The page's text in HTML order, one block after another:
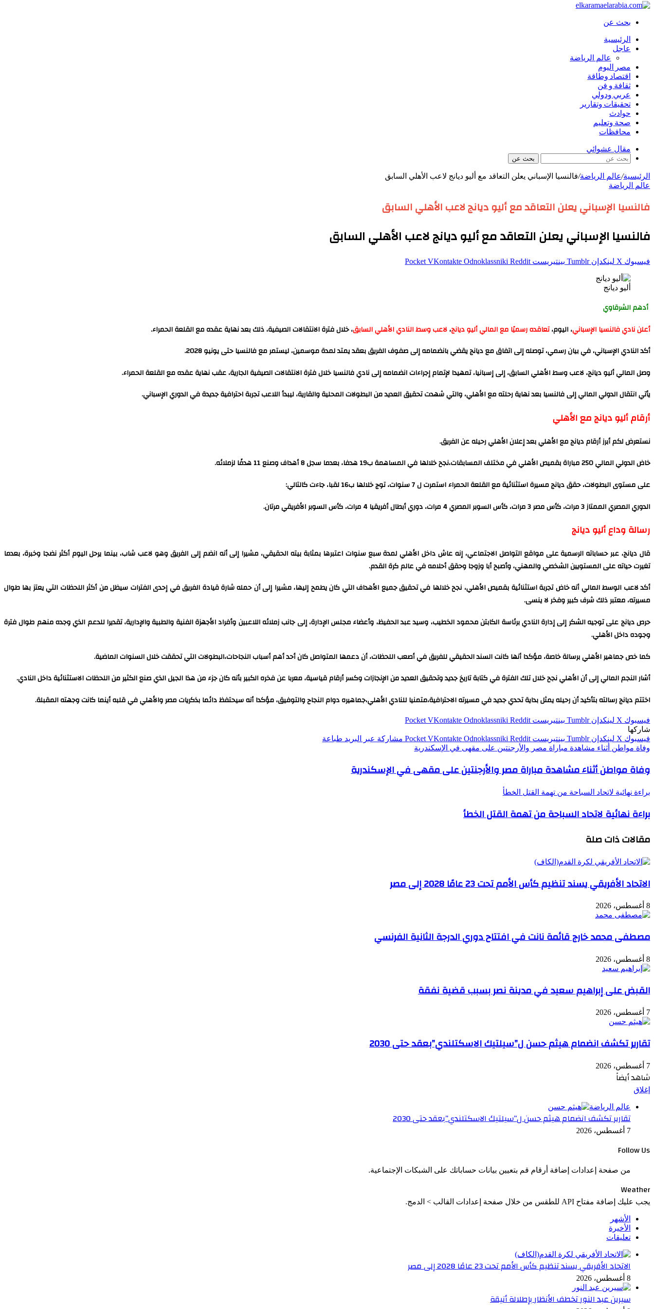
بحث عن
الرئيسية
عاجل
عالم الرياضة
مصر اليوم
اقتصاد وطاقة
ثقافة و فن
عربي ودولي
تحقيقات وتقارير
حوادث
صحة وتعليم
محافظات
مقال عشوائي
بحث عن
الرئيسية/عالم الرياضة/فالنسيا الإسباني يعلن التعاقد مع أليو ديانج لاعب الأهلي السابق
عالم الرياضة
فالنسيا الإسباني يعلن التعاقد مع أليو ديانج لاعب الأهلي السابق
فالنسيا الإسباني يعلن التعاقد مع أليو ديانج لاعب الأهلي السابق
فيسبوك ‫X لينكدإن بينتيريست Odnoklassniki
‫Pocket
أليو ديانج
أدهم الشرقاوي
أعلن نادي فالنسيا الإسباني، اليوم،تعاقده رسميًا مع المالي أليو ديانج،لاعبوسط النادي الأهلي السابق، خلال فترة الانتقالات الصيفية، ذلك بعد نهاية عقده مع القلعة الحمراء.
أكد النادي الإسباني، في بيان رسمي، توصله إلى اتفاق مع ديانج يقضي بانضمامه إلى صفوف الفريق بعقد يمتد لمدة موسمين، ليستمر مع فالنسيا حتى يونيو 2028.
وصل المالي أليو ديانج، لاعب وسط الأهلي السابق، إلى إسبانيا، تمهيدا لإتمام إجراءات انضمامه إلى نادي فالنسيا خلال فترة الانتقالات الصيفية الجارية، عقب نهاية عقده مع القلعة الحمراء.
يأتي انتقال الدولي المالي إلى فالنسيا بعد نهاية رحلته مع الأهلي، والتي شهدت تحقيق العديد من البطولات المحلية والقارية، ليبدأ اللاعب تجربة احترافية جديدة في الدوري الإسباني.
أرقام أليو ديانج مع الأهلي
نستعرض لكم أبرز أرقام ديانج مع الأهلي بعد إعلان الأهلي رحيله عن الفريق.
خاض الدولي المالي 250 مباراة بقميص الأهلي في مختلف المسابقات،نجح خلالها في المساهمة ب19 هدفا، بعدما سجل 8 أهداف وصنع 11 هدفًا لزملائه.
على مستوى البطولات، حقق ديانج مسيرة استثنائية مع القلعة الحمراء استمرت ل 7 سنوات، توج خلالها ب16 لقبا، جاءت كالتالي:
الدوري المصري الممتاز 3 مرات، كأس مصر 3 مرات، كأس السوبر المصري 4 مرات، دوري أبطال أفريقيا 4 مرات، كأس السوبر الأفريقي مرتان.
رسالة وداع أليو ديانج
قال ديانج، عبر حساباته الرسمية على مواقع التواصل الاجتماعي، إنه عاش داخل الأهلي لمدة سبع سنوات اعتبرها بمثابة بيته الحقيقي، مشيرا إلى أنه انضم إلى الفريق وهو لاعب شاب، بينما يرحل اليوم أكثر نضجا وخبرة، بعدما
تغيرت حياته على المستويين الشخصي والمهني، وأصبح أبا وزوجا وحقق أحلامه في عالم كرة القدم.
أكد لاعب الوسط المالي أنه خاض تجربة استثنائية بقميص الأهلي، نجح خلالها في تحقيق جميع الأهداف التي كان يطمح إليها، مشيرا إلى أن حمله شارة قيادة الفريق في إحدى الفترات سيظل من أكثر اللحظات التي يعتز بها طوال
مسيرته، معتبر ذلك شرف كبير وفخر لا ينسى.
حرص ديانج على توجيه الشكر إلى إدارة النادي برئاسة الكابتن محمود الخطيب، وسيد عبد الحفيظ، وأعضاء مجلس الإدارة، إلى جانب زملائه اللاعبين وأفراد الأجهزة الفنية والطبية والإدارية، تقديرا للدعم الذي وجده منهم طوال فترة
وجوده داخل الأهلي.
كما خص جماهير الأهلي برسالة خاصة، مؤكدا أنها كانت السند الحقيقي للفريق في أصعب اللحظات، أن دعمها المتواصل كان أحد أهم أسباب النجاحات،البطولات التي تحققت خلال السنوات الماضية.
أشار النجم المالي إلى أن الأهلي نجح خلال تلك الفترة في كتابة تاريخ جديد وتحقيق العديد من الإنجازات وكسر أرقام قياسية، معربا عن فخره الكبير بأنه كان جزء من هذا الجيل الذي صنع الكثير من اللحظات الاستثنائية داخل النادي.
اختتم ديانج رسالته بتأكيد أن رحيله يمثل بداية تحدي جديد في مسيرته الاحترافية،متمنيا للنادي الأهلي،جماهيره دوام النجاح والتوفيق، مؤكدا أنه سيحتفظ دائما بذكريات مصر والأهلي في قلبه أينما كانت وجهته المقبلة.
فيسبوك ‫X لينكدإن بينتيريست Odnoklassniki
‫Pocket
شاركها
فيسبوك ‫X لينكدإن بينتيريست Odnoklassniki
‫Pocket مشاركة عبر البريد طباعة
وفاة مواطن أثناء مشاهدة مباراة مصر والأرجنتين على مقهى في الإسكندرية
وفاة مواطن أثناء مشاهدة مباراة مصر والأرجنتين على مقهى في الإسكندرية
براءة نهائية لاتحاد السباحة من تهمة القتل الخطأ
براءة نهائية لاتحاد السباحة من تهمة القتل الخطأ
مقالات ذات صلة
الاتحاد الأفريقي يسند تنظيم كأس الأمم تحت 23 عامًا 2028 إلى مصر
8 أغسطس، 2026
مصطفى محمد خارج قائمة نانت في افتتاح دوري الدرجة الثانية الفرنسي
8 أغسطس، 2026
القبض على إبراهيم سعيد في مدينة نصر بسبب قضية نفقة
7 أغسطس، 2026
تقارير تكشف انضمام هيثم حسن ل”سيلتيك الاسكتلندي”بعقد حتى 2030
7 أغسطس، 2026
شاهد أيضاً
إغلاق
عالم الرياضة
تقارير تكشف انضمام هيثم حسن ل”سيلتيك الاسكتلندي”بعقد حتى 2030
7 أغسطس، 2026
Follow Us
من صفحة إعدادات إضافة أرقام قم بتعيين بيانات حساباتك على الشبكات الإجتماعية.
Weather
يجب عليك إضافة مفتاح API للطقس من خلال صفحة إعدادات القالب > الدمج.
الأشهر
الأخيرة
تعليقات
الاتحاد الأفريقي يسند تنظيم كأس الأمم تحت 23 عامًا 2028 إلى مصر
8 أغسطس، 2026
سيرين عبد النور تخطف الأنظار بإطلالة أنيقة